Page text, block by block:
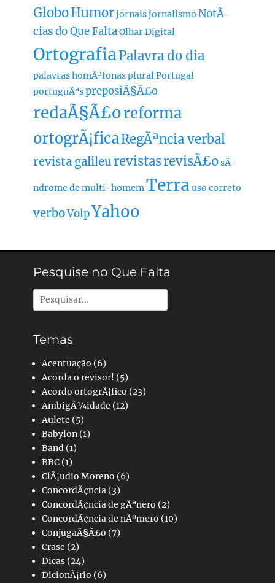
GloboHumorjornaisjornalismo NotÃ­
cias do Que FaltaOlhar Digital
OrtografiaPalavra do dia
palavras homÃ³fonaspluralPortugal
portuguÃªspreposiÃ§Ã£o
redaÃ§Ã£oreforma
ortogrÃ¡ficaRegÃªncia verbal
revista galileurevistasrevisÃ£osÃ­
ndrome de multi-homemTerra uso correto
verboVolpYahoo
Pesquise no Que Falta
Pesquisar
por:
Temas
Acentuação (6)
Acorda o revisor! (5)
Acordo ortogrÃ¡fico (23)
AmbigÃ¼idade (12)
Aulete (5)
Babylon (1)
Band (1)
BBC (1)
ClÃ¡udio Moreno (6)
ConcordÃ¢ncia (3)
ConcordÃ¢ncia de gÃªnero (2)
ConcordÃ¢ncia de nÃºmero (10)
ConjugaÃ§Ã£o (7)
Crase (2)
Dicas (24)
DicionÃ¡rio (6)